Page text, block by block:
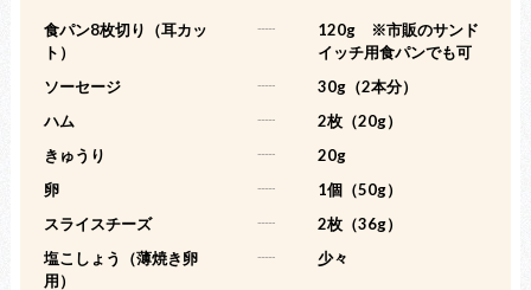
食パン8枚切り（耳カッ
ト）
-----
120g ※市販のサンド
イッチ用食パンでも可
ソーセージ
-----
30g（2本分）
ハム
-----
2枚（20g）
きゅうり
-----
20g
卵
-----
1個（50g）
スライスチーズ
-----
2枚（36g）
塩こしょう（薄焼き卵
用）
----- 少々